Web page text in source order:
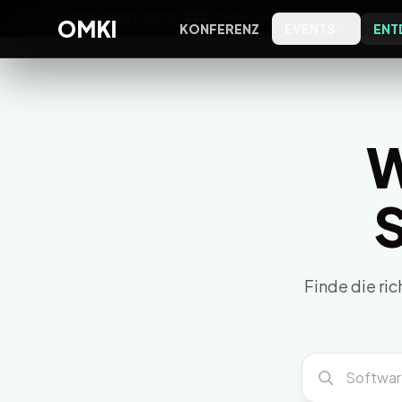
OMKI 2027 Bielefeld·Early Bird €49
OMKI KONFERENZ
Agenturprofile nach Leistung
Das OMKI Podcast-Archiv
Finde die